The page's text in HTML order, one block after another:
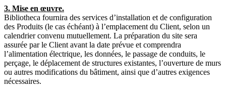
3. Mise en œuvre.
Bibliotheca fournira des services d’installation et de configuration
des Produits (le cas échéant) à l’emplacement du Client, selon un
calendrier convenu mutuellement. La préparation du site sera
assurée par le Client avant la date prévue et comprendra
l’alimentation électrique, les données, le passage de conduits, le
perçage, le déplacement de structures existantes, l’ouverture de murs
ou autres modifications du bâtiment, ainsi que d’autres exigences
nécessaires.